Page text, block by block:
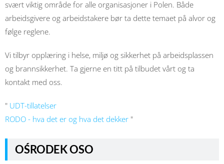
svært viktig område for alle organisasjoner i Polen. Både
arbeidsgivere og arbeidstakere bør ta dette temaet på alvor og
følge reglene.
Vi tilbyr opplæring i helse, miljø og sikkerhet på arbeidsplassen
og brannsikkerhet. Ta gjerne en titt på tilbudet vårt og ta
kontakt med oss.
" UDT-tillatelser
RODO - hva det er og hva det dekker "
OŚRODEK OSO